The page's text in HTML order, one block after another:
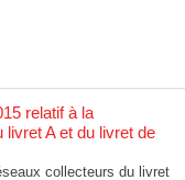
relatif à la
A et du livret de
collecteurs du livret